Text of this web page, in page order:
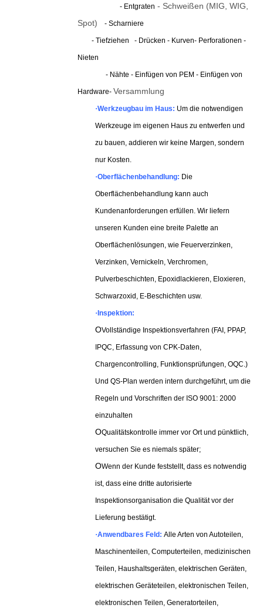
- Entgraten - Schweißen (MIG, WIG,
Spot) - Scharniere
- Tiefziehen - Drücken - Kurven- Perforationen -
Nieten
- Nähte - Einfügen von PEM - Einfügen von
Hardware- Versammlung
·Werkzeugbau im Haus: Um die notwendigen
Werkzeuge im eigenen Haus zu entwerfen und
zu bauen, addieren wir keine Margen, sondern
nur Kosten.
·Oberflächenbehandlung: Die
Oberflächenbehandlung kann auch
Kundenanforderungen erfüllen. Wir liefern
unseren Kunden eine breite Palette an
Oberflächenlösungen, wie Feuerverzinken,
Verzinken, Vernickeln, Verchromen,
Pulverbeschichten, Epoxidlackieren, Eloxieren,
Schwarzoxid, E-Beschichten usw.
· Inspektion:
OVollständige Inspektionsverfahren (FAI, PPAP,
IPQC, Erfassung von CPK-Daten,
Chargencontrolling, Funktionsprüfungen, OQC.)
Und QS-Plan werden intern durchgeführt, um die
Regeln und Vorschriften der ISO 9001: 2000
einzuhalten
OQualitätskontrolle immer vor Ort und pünktlich,
versuchen Sie es niemals später;
OWenn der Kunde feststellt, dass es notwendig
ist, dass eine dritte autorisierte
Inspektionsorganisation die Qualität vor der
Lieferung bestätigt.
·Anwendbares Feld: Alle Arten von Autoteilen,
Maschinenteilen, Computerteilen, medizinischen
Teilen, Haushaltsgeräten, elektrischen Geräten,
elektrischen Geräteteilen, elektronischen Teilen,
elektronischen Teilen, Generatorteilen,